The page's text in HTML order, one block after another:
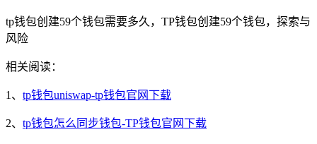
tp钱包创建59个钱包需要多久，TP钱包创建59个钱包，探索与
风险
相关阅读：
1、 tp钱包uniswap-tp钱包官网下载
2、 tp钱包怎么同步钱包-TP钱包官网下载